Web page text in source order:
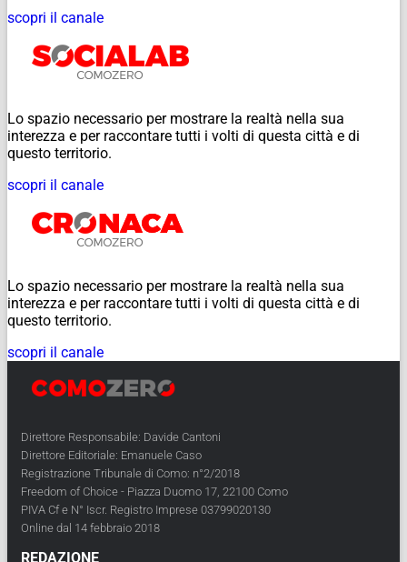
scopri il canale
Lo spazio necessario per mostrare la realtà nella sua
interezza e per raccontare tutti i volti di questa città e di
questo territorio.
scopri il canale
Lo spazio necessario per mostrare la realtà nella sua
interezza e per raccontare tutti i volti di questa città e di
questo territorio.
scopri il canale
Direttore Responsabile: Davide Cantoni
Direttore Editoriale: Emanuele Caso
Registrazione Tribunale di Como: n°2/2018
Freedom of Choice - Piazza Duomo 17, 22100 Como
PIVA Cf e N° Iscr. Registro Imprese 03799020130
Online dal 14 febbraio 2018
REDAZIONE